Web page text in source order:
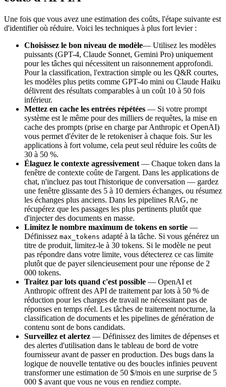
Une fois que vous avez une estimation des coûts, l'étape suivante est
d'identifier où réduire. Voici les techniques à plus fort levier :
Choisissez le bon niveau de modèle— Utilisez les modèles
puissants (GPT-4, Claude Sonnet, Gemini Pro) uniquement
pour les tâches qui nécessitent un raisonnement approfondi.
Pour la classification, l'extraction simple ou les Q&R courtes,
les modèles plus petits comme GPT-4o mini ou Claude Haiku
délivrent des résultats comparables à un coût 10 à 50 fois
inférieur.
Mettez en cache les entrées répétées — Si votre prompt
système est le même pour des milliers de requêtes, la mise en
cache des prompts (prise en charge par Anthropic et OpenAI)
vous permet d'éviter de le retokeniser à chaque fois. Sur les
applications à fort volume, cela peut seul réduire les coûts de
30 à 50 %.
Élaguez le contexte agressivement — Chaque token dans la
fenêtre de contexte coûte de l'argent. Dans les applications de
chat, n'incluez pas tout l'historique de conversation — gardez
une fenêtre glissante des 5 à 10 derniers échanges, ou résumez
les échanges plus anciens. Dans les pipelines RAG, ne
récupérez que les passages les plus pertinents plutôt que
d'injecter des documents en masse.
Limitez le nombre maximum de tokens en sortie —
Définissez max_tokens adapté à la tâche. Si vous générez un
titre de produit, limitez-le à 30 tokens. Si le modèle ne peut
pas répondre dans votre limite, vous détecterez ce cas limite
plutôt que de payer silencieusement pour une réponse de 2
000 tokens.
Traitez par lots quand c'est possible — OpenAI et
Anthropic offrent des API de traitement par lots à 50 % de
réduction pour les charges de travail ne nécessitant pas de
réponses en temps réel. Les tâches de traitement nocturne, la
classification de documents et les pipelines de génération de
contenu sont de bons candidats.
Surveillez et alertez — Définissez des limites de dépenses et
des alertes d'utilisation dans le tableau de bord de votre
fournisseur avant de passer en production. Des bugs dans la
logique de nouvelle tentative ou des boucles infinies peuvent
transformer une estimation de 50 $/mois en une surprise de 5
000 $ avant que vous ne vous en rendiez compte.